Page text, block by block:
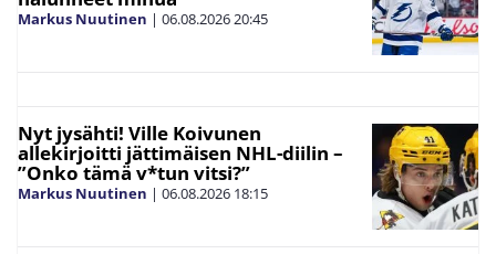
Markus Nuutinen | 06.08.202620:45
Nyt jysähti! Ville Koivunen
allekirjoitti jättimäisen NHL-diilin –
”Onko tämä v*tun vitsi?”
Markus Nuutinen | 06.08.2026 18:15